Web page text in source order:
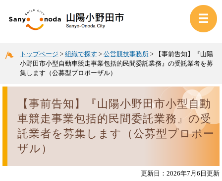
トップページ > 組織で探す > 公営競技事務所 >
【事前告知】『山陽
小野田市小型自動車競走事業包括的民間委託業務』の受託業者を募
集します（公募型プロポーザル）
【事前告知】『山陽小野田市小型自動
車競走事業包括的民間委託業務』の受
託業者を募集します（公募型プロポー
ザル）
更新日：2026年7月6日更新